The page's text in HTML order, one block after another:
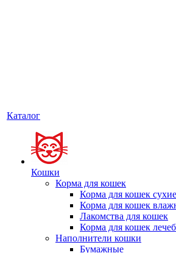
Каталог
Кошки
Корма для кошек
Корма для кошек сухие
Корма для кошек
Лакомства для кошек
Корма для кошек
Наполнители кошки
Бумажные